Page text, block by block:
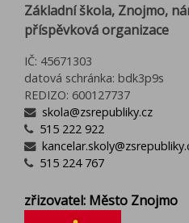
Základní škola, Znojmo,
příspěvková organizace
IČ: 45671303
datová schránka: bdk3p9s
REDIZO: 600127737
skola@zsrepubliky.cz
515 222 922
515 224 767
zřizovatel: Město Znojmo